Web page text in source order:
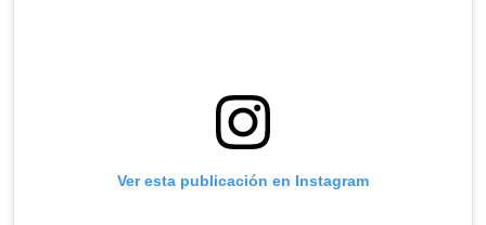
Ver esta publicación en Instagram